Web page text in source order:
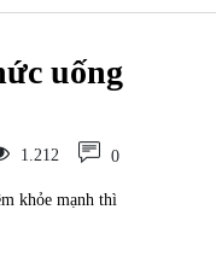
uống
1.212 0
khỏe mạnh thì